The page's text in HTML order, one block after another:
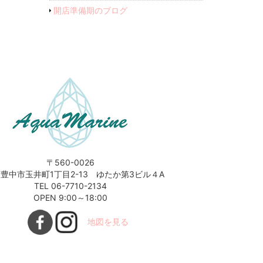
開店準備期のブログ
〒560-0026
中市玉井町1丁目2-13 ゆたか第3ビル４A
TEL 06-7710-2134
OPEN 9:00～18:00
地図を見る